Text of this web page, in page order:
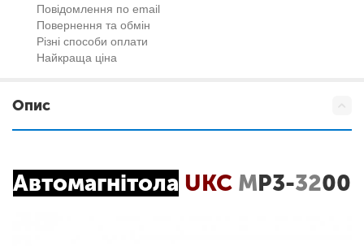
Повідомлення по email
Повернення та обмін
Різні способи оплати
Найкраща ціна
Опис
Автомагнітола UKC MP3-3200